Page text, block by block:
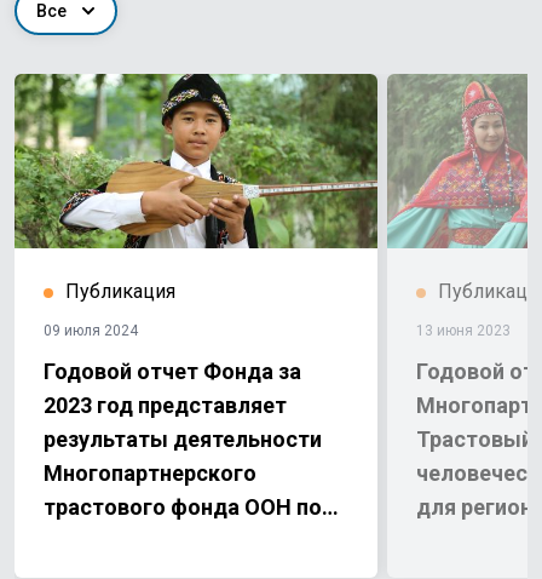
Все
Публикация
09 июля 2024
Годовой отчет Фонда за
2023 год представляет
результаты деятельности
Многопартнерского
трастового фонда ООН по
13 июня 2023
Годовой
для